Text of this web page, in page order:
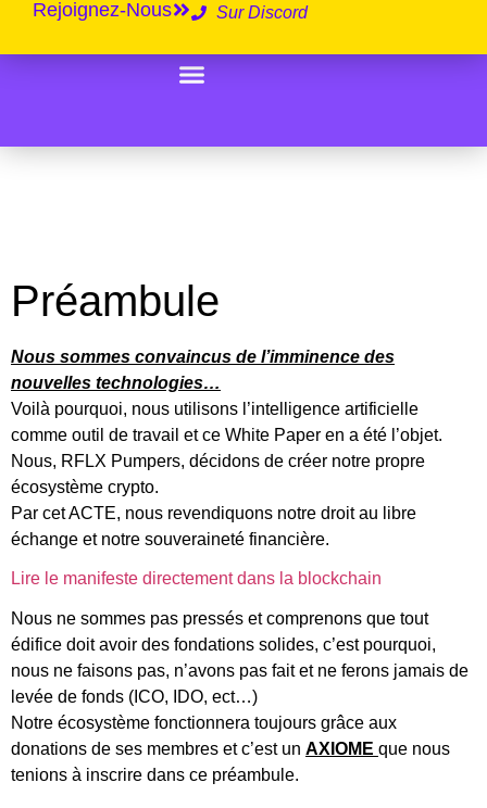
Rejoignez-Nous Sur Discord
Préambule
Nous sommes convaincus de l’imminence des
nouvelles technologies…
Voilà pourquoi, nous utilisons l’intelligence artificielle
comme outil de travail et ce White Paper en a été l’objet.
Nous, RFLX Pumpers, décidons de créer notre propre
écosystème crypto.
Par cet ACTE, nous revendiquons notre droit au libre
échange et notre souveraineté financière.
Lire le manifeste directement dans la blockchain
Nous ne sommes pas pressés et comprenons que tout
édifice doit avoir des fondations solides, c’est pourquoi,
nous ne faisons pas, n’avons pas fait et ne ferons jamais de
levée de fonds (ICO, IDO, ect…)
Notre écosystème fonctionnera toujours grâce aux
donations de ses membres et c’est un AXIOME que nous
tenions à inscrire dans ce préambule.